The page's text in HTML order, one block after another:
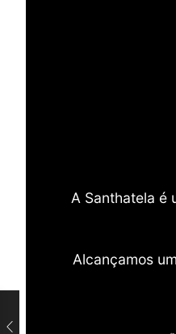
A Santhatela é
Alcançamos